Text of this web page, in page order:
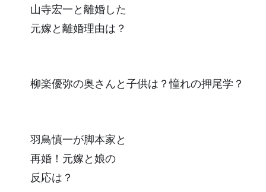
山寺宏一と離婚した
元嫁と離婚理由は？
柳楽優弥の奥さんと子供は？憧れの押尾学？
羽鳥慎一が脚本家と
再婚！元嫁と娘の
反応は？